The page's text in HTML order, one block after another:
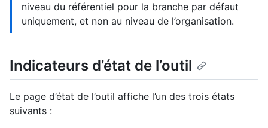
niveau du référentiel pour la branche par défaut
uniquement, et non au niveau de l’organisation.
Indicateurs d’état de l’outil
Le page d’état de l’outil affiche l’un des trois états
suivants :